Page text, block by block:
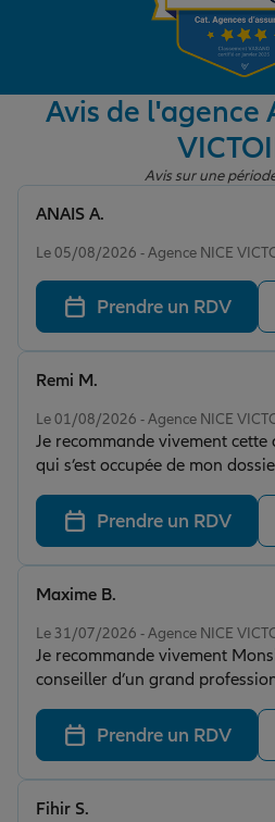
Garantie des accidents de la
Assurance scolaire
Retraite
Tous nos devis d'assurance
Avis de l'agence
Avis sur une
Le 05/08/2026 - Agence NICE
ANAIS A.
Prendre un RDV
Le 01/08/2026 - Agence NICE
Je recommande vivement cette
qui s’est occupée de mon
bien comprendre mes besoins
solutions adaptées. De plus ils
Remi M.
Prendre un RDV
Le 31/07/2026 - Agence NICE
Je recommande vivement
conseiller d’un grand
réactif, disponible et à
d’expliquer les choses
solutions adaptées à chaque
accompagnement est sérieux
rassurant. Un vrai
Maxime B.
Prendre un RDV
Fihir S.